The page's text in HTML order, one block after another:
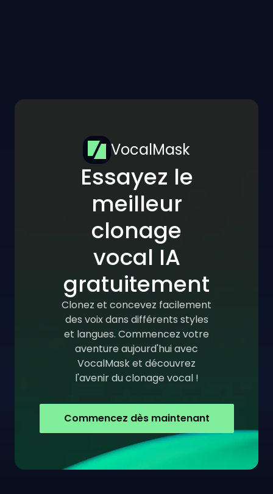
VocalMask
Essayez le
meilleur
clonage
vocal IA
gratuitement
Clonez et concevez facilement
des voix dans différents styles
et langues. Commencez votre
aventure aujourd'hui avec
VocalMask et découvrez
l'avenir du clonage vocal !
Commencez dès maintenant